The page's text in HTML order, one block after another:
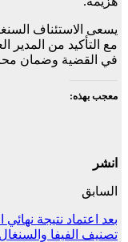
يسعى الاستئناف
مع التأكيد من
في القضية وضمان
معجب بهذه:
انشر
السابق
تصنيف الفيفا